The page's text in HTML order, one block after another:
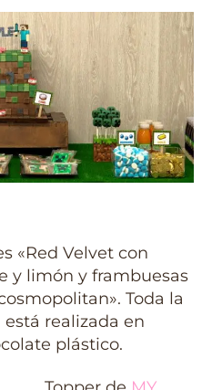
«Red Velvet con
y limón y frambuesas
Toda la
realizada en
plástico.